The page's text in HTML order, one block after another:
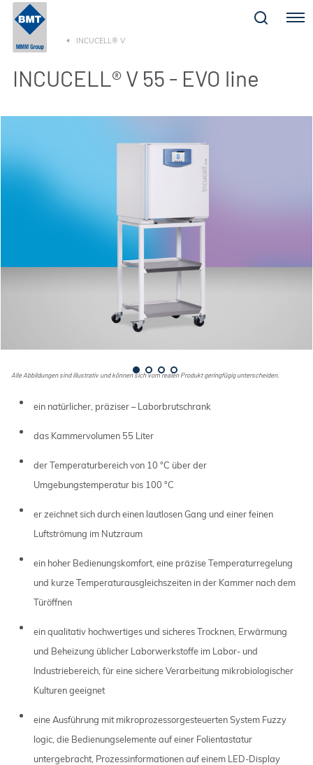
Menu
INCUCELL® V
INCUCELL® V 55 - EVO line
Alle Abbildungen sind illustrativ und können sich vom realen Produkt geringfügig unterscheiden.
ein natürlicher, präziser – Laborbrutschrank
das Kammervolumen 55 Liter
der Temperaturbereich von 10 °C über der
Umgebungstemperatur bis 100 °C
er zeichnet sich durch einen lautlosen Gang und einer feinen
Luftströmung im Nutzraum
ein hoher Bedienungskomfort, eine präzise Temperaturregelung
und kurze Temperaturausgleichszeiten in der Kammer nach dem
Türöffnen
ein qualitativ hochwertiges und sicheres Trocknen, Erwärmung
und Beheizung üblicher Laborwerkstoffe im Labor- und
Industriebereich, für eine sichere Verarbeitung mikrobiologischer
Kulturen geeignet
eine Ausführung mit mikroprozessorgesteuerten System Fuzzy
logic, die Bedienungselemente auf einer Folientastatur
untergebracht, Prozessinformationen auf einem LED-Display